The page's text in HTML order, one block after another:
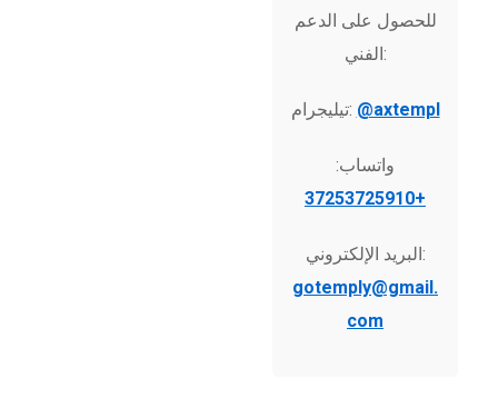
للحصول على الدعم
الفني:
تيليجرام: @axtempl
واتساب:
+37253725910
البريد الإلكتروني:
gotemply@gmail.
com